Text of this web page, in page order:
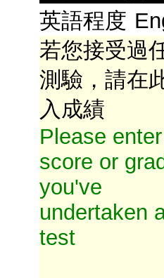
英語程度
若您接受過
測驗，請在
入成績
Please enter
score or
you've
undertaken
test